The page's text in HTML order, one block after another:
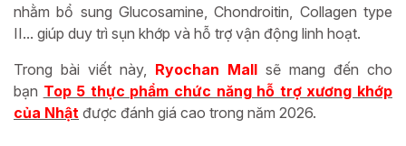
nhằm bổ sung Glucosamine, Chondroitin, Collagen type
II... giúp duy trì sụn khớp và hỗ trợ vận động linh hoạt.
Trong bài viết này, Ryochan Mall sẽ mang đến cho
bạn Top 5 thực phẩm chức năng hỗ trợ xương khớp
của Nhật được đánh giá cao trong năm 2026.